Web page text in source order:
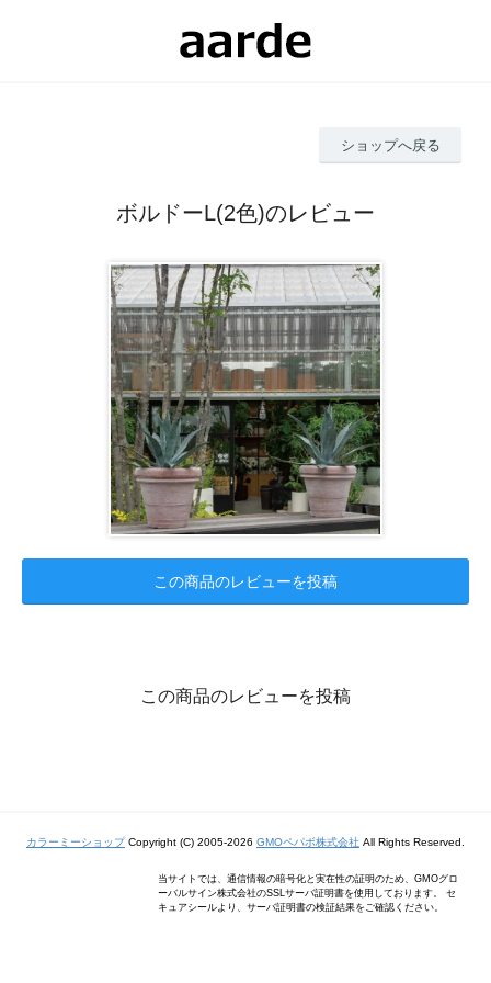
ショップへ戻る
ボルドーL(2色)のレビュー
この商品のレビューを投稿
この商品のレビューを投稿
カラーミーショップCopyright (C) 2005-2026 GMOペパボ株式会社 All Rights Reserved.
当サイトでは、通信情報の暗号化と実在性の証明のため、GMOグロ
ーバルサイン株式会社のSSLサーバ証明書を使用しております。 セ
キュアシールより、サーバ証明書の検証結果をご確認ください。